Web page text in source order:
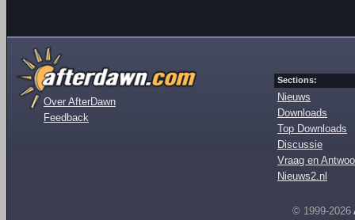
Over AfterDawn
Feedback
Sections:
Nieuws
Downloads
Top Downloads
Discussie
Vraag en
Nieuws2.nl
© 1999-2026